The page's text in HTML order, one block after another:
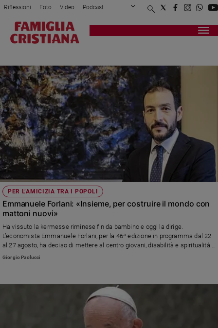
Attualità
Politica
Mondo
Economia
Legalità
e
giustizia
Sport
Interviste
Papa
Papa
Chiesa
Chiesa
Fede
Riflessioni Foto Video Podcast
Privacy Policy Chi siamo
Registrati Redazione
PER L’AMICIZIA TRA I POPOLI
Emmanuele Forlani: «Insieme, per costruire il mondo con
mattoni nuovi»
Ha vissuto la kermesse riminese fin da bambino e oggi la dirige.
L’economista Emmanuele Forlani, per la 46ª edizione in programma dal 22
al 27 agosto, ha deciso di mettere al centro giovani, disabilità e spiritualità.
E spiega: «Il nostro compito è mostrare che si può iniettare speranza anche
Giorgio Paolucci